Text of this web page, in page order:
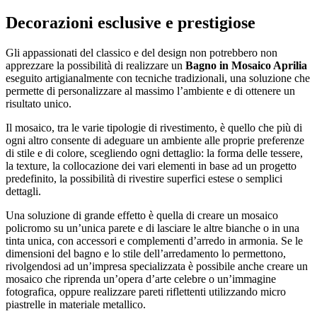
Decorazioni esclusive e prestigiose
Gli appassionati del classico e del design non potrebbero non
apprezzare la possibilità di realizzare un Bagno in Mosaico Aprilia
eseguito artigianalmente con tecniche tradizionali, una soluzione che
permette di personalizzare al massimo l’ambiente e di ottenere un
risultato unico.
Il mosaico, tra le varie tipologie di rivestimento, è quello che più di
ogni altro consente di adeguare un ambiente alle proprie preferenze
di stile e di colore, scegliendo ogni dettaglio: la forma delle tessere,
la texture, la collocazione dei vari elementi in base ad un progetto
predefinito, la possibilità di rivestire superfici estese o semplici
dettagli.
Una soluzione di grande effetto è quella di creare un mosaico
policromo su un’unica parete e di lasciare le altre bianche o in una
tinta unica, con accessori e complementi d’arredo in armonia. Se le
dimensioni del bagno e lo stile dell’arredamento lo permettono,
rivolgendosi ad un’impresa specializzata è possibile anche creare un
mosaico che riprenda un’opera d’arte celebre o un’immagine
fotografica, oppure realizzare pareti riflettenti utilizzando micro
piastrelle in materiale metallico.